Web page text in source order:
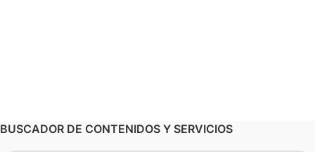
BUSCADOR DE CONTENIDOS Y SERVICIOS